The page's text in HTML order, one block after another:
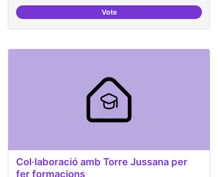
VoteCursos de podcast i twitch
Col·laboració amb Torre Jussana per
fer formacions